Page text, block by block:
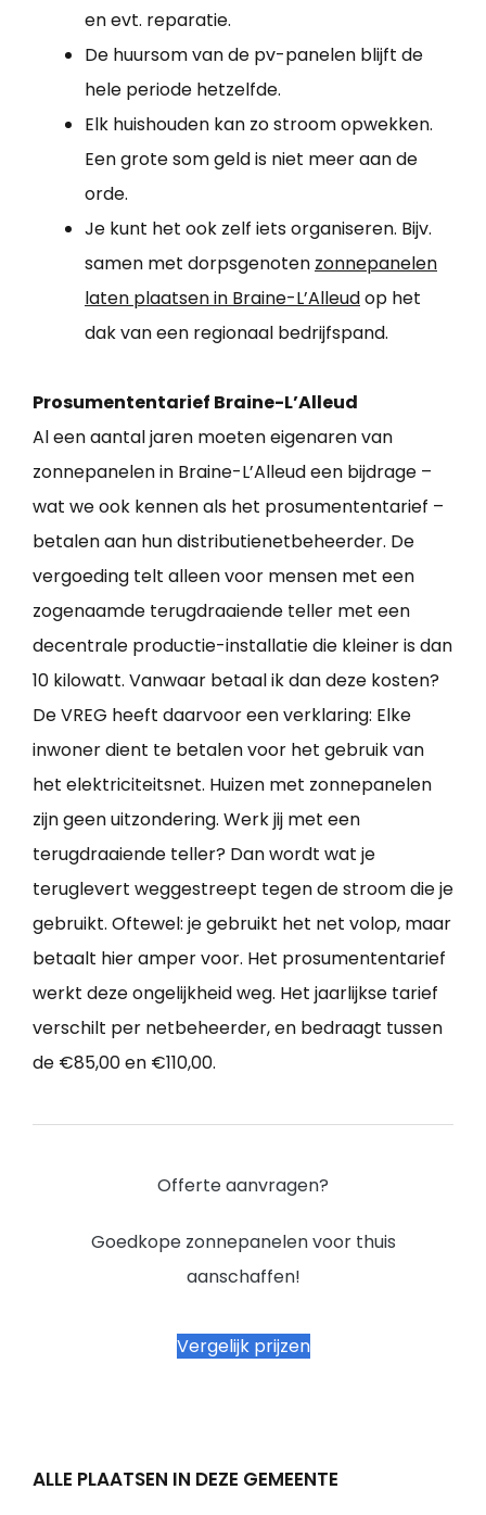
en evt. reparatie.
De huursom van de pv-panelen blijft de
hele periode hetzelfde.
Elk huishouden kan zo stroom opwekken.
Een grote som geld is niet meer aan de
orde.
Je kunt het ook zelf iets organiseren. Bijv.
samen met dorpsgenoten zonnepanelen
laten plaatsen in Braine-L’Alleudop het
dak van een regionaal bedrijfspand.
Prosumententarief Braine-L’Alleud
Al een aantal jaren moeten eigenaren van
zonnepanelen in Braine-L’Alleud een bijdrage –
wat we ook kennen als het prosumententarief –
betalen aan hun distributienetbeheerder. De
vergoeding telt alleen voor mensen met een
zogenaamde terugdraaiende teller met een
decentrale productie-installatie die kleiner is dan
10 kilowatt. Vanwaar betaal ik dan deze kosten?
De VREG heeft daarvoor een verklaring: Elke
inwoner dient te betalen voor het gebruik van
het elektriciteitsnet. Huizen met zonnepanelen
zijn geen uitzondering. Werk jij met een
terugdraaiende teller? Dan wordt wat je
teruglevert weggestreept tegen de stroom die je
gebruikt. Oftewel: je gebruikt het net volop, maar
betaalt hier amper voor. Het prosumententarief
werkt deze ongelijkheid weg. Het jaarlijkse tarief
verschilt per netbeheerder, en bedraagt tussen
de €85,00 en €110,00.
Offerte aanvragen?
Goedkope zonnepanelen voor thuis
aanschaffen!
Vergelijk prijzen
ALLE PLAATSEN IN DEZE GEMEENTE